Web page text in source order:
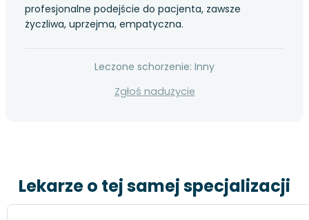
profesjonalne podejście do pacjenta, zawsze
życzliwa, uprzejma, empatyczna.
Leczone schorzenie: Inny
Zgłoś nadużycie
Lekarze o tej samej specjalizacji